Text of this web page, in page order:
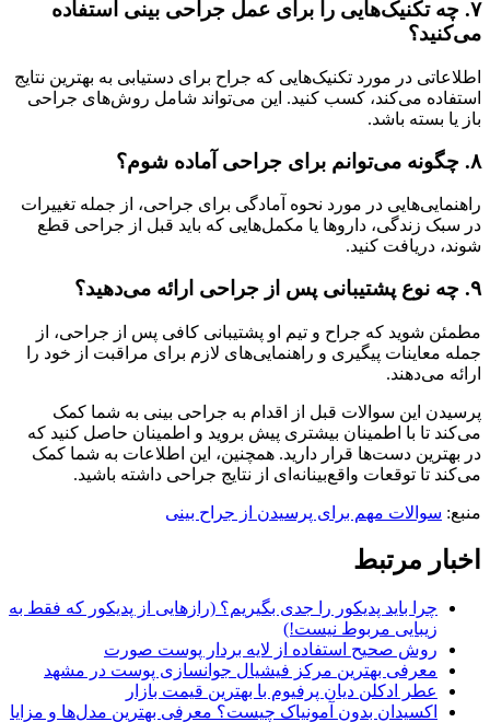
۷. چه تکنیک‌هایی را برای عمل جراحی بینی استفاده
می‌کنید؟
اطلاعاتی در مورد تکنیک‌هایی که جراح برای دستیابی به بهترین نتایج
استفاده می‌کند، کسب کنید. این می‌تواند شامل روش‌های جراحی
باز یا بسته باشد.
۸. چگونه می‌توانم برای جراحی آماده شوم؟
راهنمایی‌هایی در مورد نحوه آمادگی برای جراحی، از جمله تغییرات
در سبک زندگی، داروها یا مکمل‌هایی که باید قبل از جراحی قطع
شوند، دریافت کنید.
۹. چه نوع پشتیبانی پس از جراحی ارائه می‌دهید؟
مطمئن شوید که جراح و تیم او پشتیبانی کافی پس از جراحی، از
جمله معاینات پیگیری و راهنمایی‌های لازم برای مراقبت از خود را
ارائه می‌دهند.
پرسیدن این سوالات قبل از اقدام به جراحی بینی به شما کمک
می‌کند تا با اطمینان بیشتری پیش بروید و اطمینان حاصل کنید که
در بهترین دست‌ها قرار دارید. همچنین، این اطلاعات به شما کمک
می‌کند تا توقعات واقع‌بینانه‌ای از نتایج جراحی داشته باشید.
منبع: سوالات مهم برای پرسیدن از جراح بینی
اخبار مرتبط
چرا باید پدیکور را جدی بگیریم؟ (رازهایی از پدیکور که فقط به
زیبایی مربوط نیست!)
روش صحیح استفاده از لایه بردار پوست صورت
معرفی بهترین مرکز فیشیال جوانسازی پوست در مشهد
عطر ادکلن دیان پرفیوم با بهترین قیمت بازار
اکسیدان بدون آمونیاک چیست؟ معرفی بهترین مدل‌ها و مزایا